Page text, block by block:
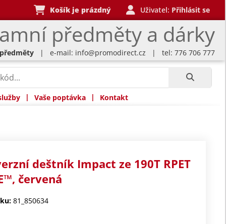
předměty a dárky
Košík je prázdný Uživatel: Přihlásit se
| e-mail: info@promodirect.cz | tel: 776 706 777
| Vaše poptávka | Kontakt
deštník Impact ze 190T RPET
červená
81_850634